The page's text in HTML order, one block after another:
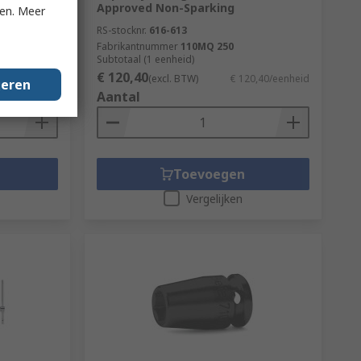
eenheid
Approved Non-Sparking
RS-stocknr. 616-613
Fabrikantnummer 110MQ 250
Subtotaal (1 eenheid)
€ 120,40(excl. BTW) € 120,40/eenheid
Aantal
Toevoegen
Vergelijken
Meer